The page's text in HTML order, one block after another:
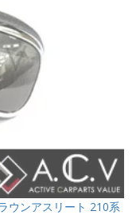
ウンアスリート 210系